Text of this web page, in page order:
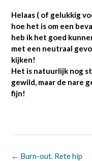
Helaas ( of gelukkig
hoe het is om een
heb ik het goed
met een neutraal
kijken!
Het is natuurlijk nog
gewild, maar de nare
fijn!
Bericht
← Burn-out. Rete hip